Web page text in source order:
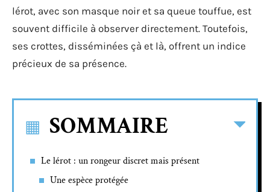
lérot, avec son masque noir et sa queue touffue, est
souvent difficile à observer directement. Toutefois,
ses crottes, disséminées çà et là, offrent un indice
précieux de sa présence.
SOMMAIRE
Le lérot : un rongeur discret mais présent
Une espèce protégée